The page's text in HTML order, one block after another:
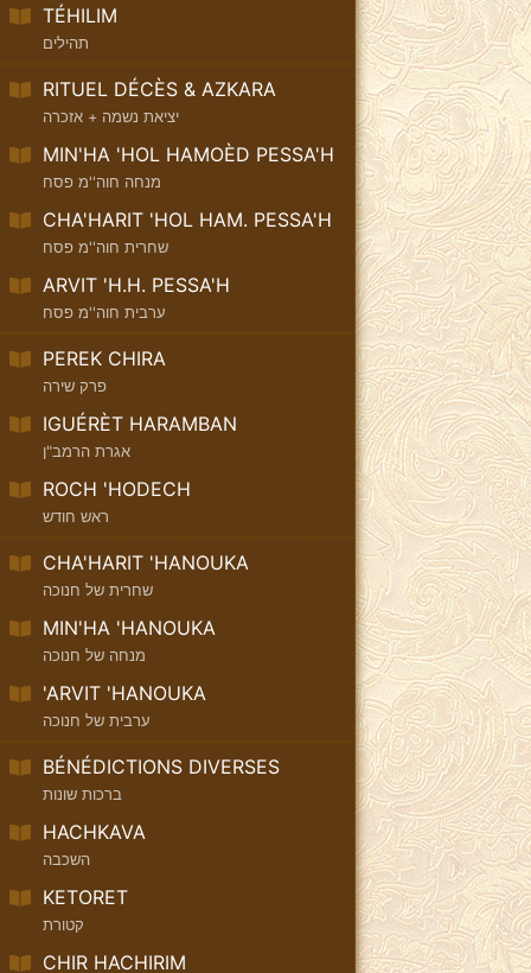
TÉHILIM
תהילים
RITUEL DÉCÈS & AZKARA
יציאת נשמה + אזכרה
MIN'HA 'HOL HAMOÈD PESSA'H
מנחה חוה''מ פסח
CHA'HARIT 'HOL HAM. PESSA'H
שחרית חוה''מ פסח
ARVIT 'H.H. PESSA'H
ערבית חוה''מ פסח
PEREK CHIRA
פרק שירה
IGUÉRÈT HARAMBAN
אגרת הרמב"ן
ROCH 'HODECH
ראש חודש
CHA'HARIT 'HANOUKA
שחרית של חנוכה
MIN'HA 'HANOUKA
מנחה של חנוכה
'ARVIT 'HANOUKA
ערבית של חנוכה
BÉNÉDICTIONS DIVERSES
ברכות שונות
HACHKAVA
השכבה
KETORET
קטורת
CHIR HACHIRIM